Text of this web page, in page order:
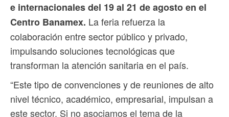
e internacionales del 19 al 21 de agosto en el
Centro Banamex. La feria refuerza la
colaboración entre sector público y privado,
impulsando soluciones tecnológicas que
transforman la atención sanitaria en el país.
“Este tipo de convenciones y de reuniones de alto
nivel técnico, académico, empresarial, impulsan a
este sector. Si no asociamos el tema de la